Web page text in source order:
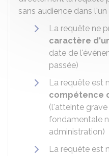
sans audience dans
La requête ne
caractère
date de
passée)
La requête est
compétence
(l'atteinte
fondamentale
administration)
La requête est